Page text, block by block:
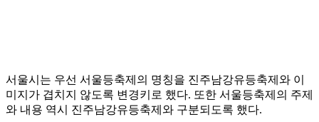
서울시는 우선 서울등축제의 명칭을 진주남강유등축제와 이
미지가 겹치지 않도록 변경키로 했다. 또한 서울등축제의 주제
와 내용 역시 진주남강유등축제와 구분되도록 했다.